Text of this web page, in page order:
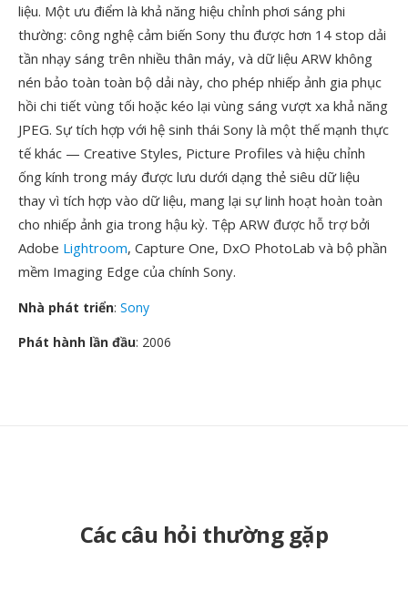
liệu. Một ưu điểm là khả năng hiệu chỉnh phơi sáng phi
thường: công nghệ cảm biến Sony thu được hơn 14 stop dải
tần nhạy sáng trên nhiều thân máy, và dữ liệu ARW không
nén bảo toàn toàn bộ dải này, cho phép nhiếp ảnh gia phục
hồi chi tiết vùng tối hoặc kéo lại vùng sáng vượt xa khả năng
JPEG. Sự tích hợp với hệ sinh thái Sony là một thế mạnh thực
tế khác — Creative Styles, Picture Profiles và hiệu chỉnh
ống kính trong máy được lưu dưới dạng thẻ siêu dữ liệu
thay vì tích hợp vào dữ liệu, mang lại sự linh hoạt hoàn toàn
cho nhiếp ảnh gia trong hậu kỳ. Tệp ARW được hỗ trợ bởi
Adobe Lightroom, Capture One, DxO PhotoLab và bộ phần
mềm Imaging Edge của chính Sony.
Nhà phát triển: Sony
Phát hành lần đầu: 2006
Các câu hỏi thường gặp